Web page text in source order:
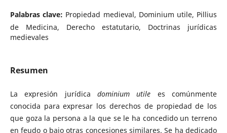
Palabras clave: Propiedad medieval, Dominium utile, Pillius
de Medicina, Derecho estatutario, Doctrinas jurídicas
medievales
Resumen
La expresión jurídica dominium utile es comúnmente
conocida para expresar los derechos de propiedad de los
que goza la persona a la que se le ha concedido un terreno
en feudo o bajo otras concesiones similares. Se ha dedicado